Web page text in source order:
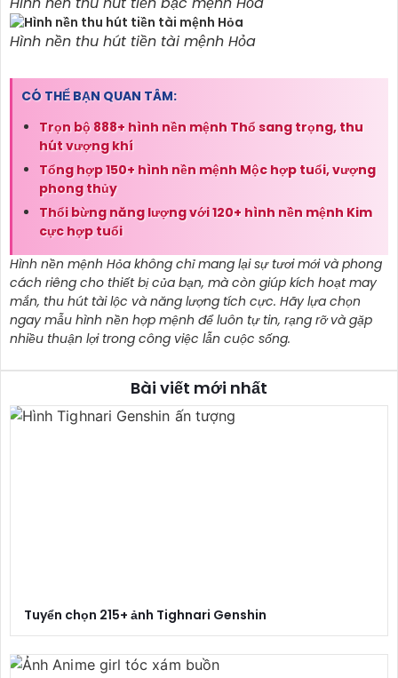
Hình nền thu hút tiền tài mệnh Hỏa
CÓ THỂ BẠN QUAN TÂM:
Trọn bộ 888+ hình nền mệnh Thổ sang trọng, thu
hút vượng khí
Tổng hợp 150+ hình nền mệnh Mộc hợp tuổi, vượng
phong thủy
Thổi bừng năng lượng với 120+ hình nền mệnh Kim
cực hợp tuổi
Hình nền mệnh Hỏa không chỉ mang lại sự tươi mới và phong
cách riêng cho thiết bị của bạn, mà còn giúp kích hoạt may
mắn, thu hút tài lộc và năng lượng tích cực. Hãy lựa chọn
ngay mẫu hình nền hợp mệnh để luôn tự tin, rạng rỡ và gặp
nhiều thuận lợi trong công việc lẫn cuộc sống.
Bài viết mới nhất
Tuyển chọn 215+ ảnh Tighnari Genshin